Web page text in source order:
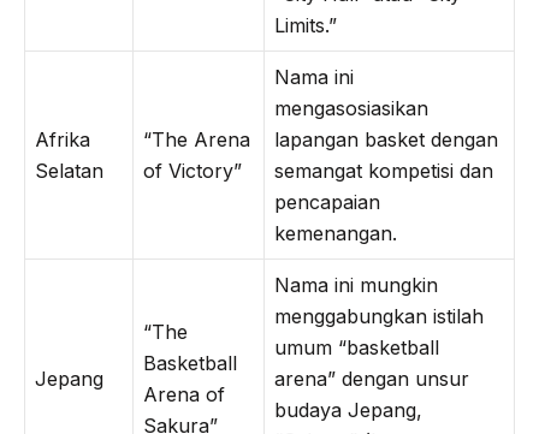
Limits.”
Afrika
Selatan
“The Arena
of Victory”
Nama ini
mengasosiasikan
lapangan basket dengan
semangat kompetisi dan
pencapaian
kemenangan.
Jepang
“The
Basketball
Arena of
Sakura”
Nama ini mungkin
menggabungkan istilah
umum “basketball
arena” dengan unsur
budaya Jepang,